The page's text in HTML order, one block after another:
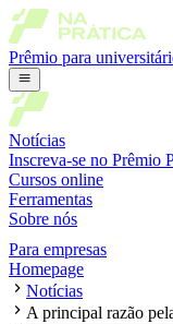
Prêmio para
Notícias
Inscreva-se no Prêmio
Cursos online
Ferramentas
Sobre nós
Para empresas
Homepage
Notícias
A principal razão